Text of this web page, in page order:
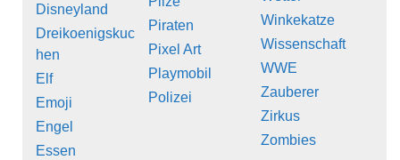
Disneyland
Dreikoenigskuc
hen
Elf
Emoji
Engel
Essen
Piraten
Pixel Art
Playmobil
Polizei
Winkekatze
Wissenschaft
WWE
Zauberer
Zirkus
Zombies